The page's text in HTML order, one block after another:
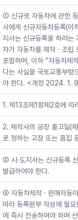
① 신규로 자동차에 관한
사에게 신규자동차등록(이
지사는 신규등록을 하려는
자가 자동차를 제작ㆍ조립
포함하며, 이하 “자동차제
다는 사실을 국토교통부령
야 한다. <개정 2024. 1.
1. 제13조제1항제2호에 따
2. 제작사의 공장 출고일(
로 정하는 고장 또는 흠집
② 시·도지사는 신규등록
발급하여야 한다.
③ 자동차제작ㆍ판매자등
따라 등록원부 작성에 필
에 즉시 전송하여야 하며